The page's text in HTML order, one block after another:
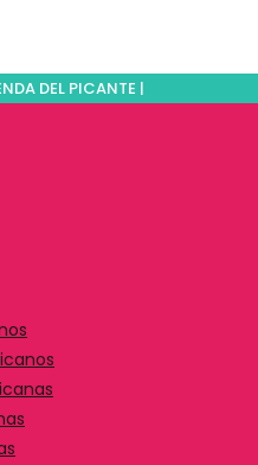
DEL PICANTE |